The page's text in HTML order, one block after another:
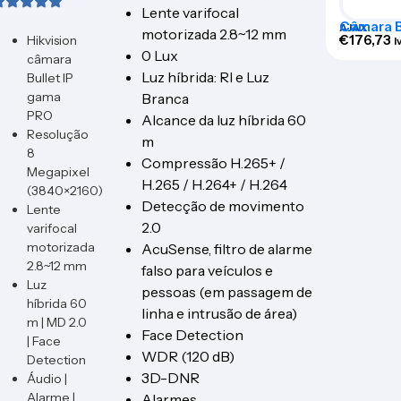
Hikvision
câmara
Bullet IP
gama
PRO
Resolução
8
Megapixel
(3840×2160)
Lente
varifocal
motorizada
2.8~12 mm
Luz
híbrida 60
m | MD 2.0
| Face
Detection
Áudio |
Alarme |
Lente varifocal
motorizada 2.8~12 mm
0 Lux
Luz híbrida: RI e Luz
Branca
Alcance da luz híbrida 60
m
Compressão H.265+ /
H.265 / H.264+ / H.264
Detecção de movimento
2.0
AcuSense, filtro de alarme
falso para veículos e
pessoas (em passagem de
linha e intrusão de área)
Face Detection
WDR (120 dB)
3D-DNR
AJAX
Câmara
€176,73